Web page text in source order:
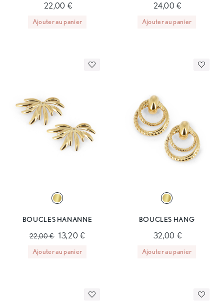
22,00 €
Ajouter au panier
24,00 €
Ajouter au panier
BOUCLES HANANNE
22,00 € 13,20 €
Ajouter au panier
BOUCLES HANG
32,00 €
Ajouter au panier